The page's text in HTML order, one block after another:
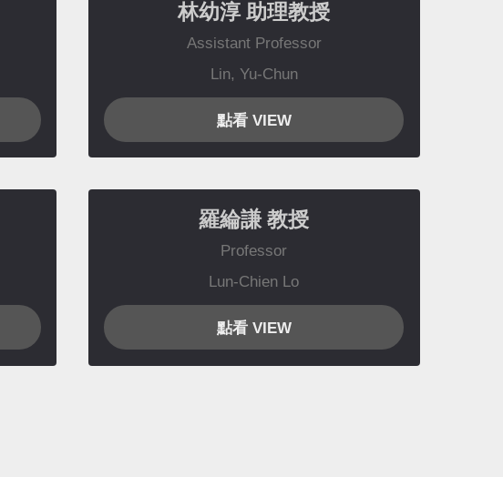
林幼淳助理教授
Assistant Professor
Lin, Yu-Chun
點看 VIEW
羅綸謙教授
Professor
Lun-Chien Lo
點看 VIEW